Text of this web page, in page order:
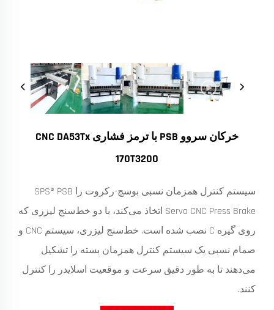
خرکان سروو PSB با ترمز فشاری CNC DA53Tx
170T3200
سیستم کنترل همزمان نسبی بوسچ-رکروت را SPS® PSB
Servo CNC Press Brake اتخاذ می‌کند، با دو خط‌سنج لیزری که
روی گیره C نصب شده است. خط‌سنج لیزری، سیستم CNC و
صمام نسبی یک سیستم کنترل همزمان بسته را تشکیل
می‌دهند تا به طور دقیق سرعت و موقعیت اسلایدر را کنترل
کنند.